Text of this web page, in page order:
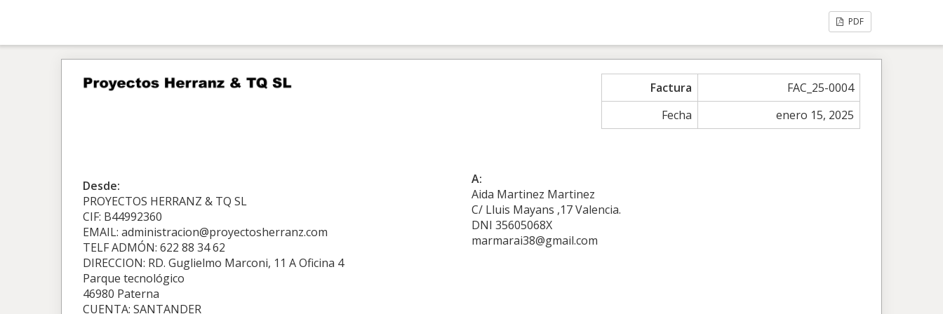
PDF
Factura
FAC_25-0004
Fecha
enero 15, 2025
Desde:
PROYECTOS HERRANZ & TQ SL
CIF: B44992360
EMAIL: administracion@proyectosherranz.com
TELF ADMÓN: 622 88 34 62
DIRECCION: RD. Guglielmo Marconi, 11 A Oficina 4
Parque tecnológico
46980 Paterna
CUENTA: SANTANDER
A:
Aida Martinez Martinez
C/ Lluis Mayans ,17 Valencia.
DNI 35605068X
marmarai38@gmail.com